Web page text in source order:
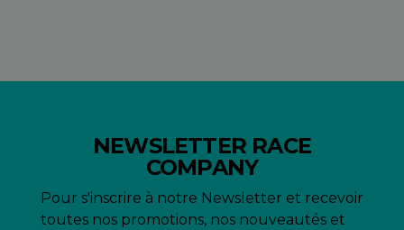
NEWSLETTER RACE
COMPANY
Pour s'inscrire à notre Newsletter et recevoir
toutes nos promotions, nos nouveautés et